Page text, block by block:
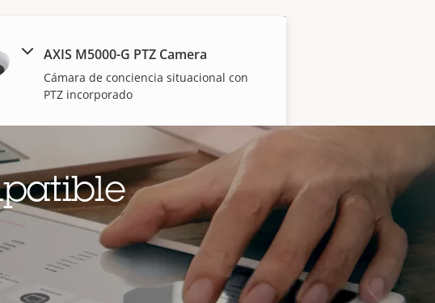
AXIS M5000-G PTZ Camera
Cámara de conciencia situacional con
PTZ incorporado
AXIS P5654-E Mk II PTZ Camera
PTZ gran angular con HDTV 1080p y
zoom 21x